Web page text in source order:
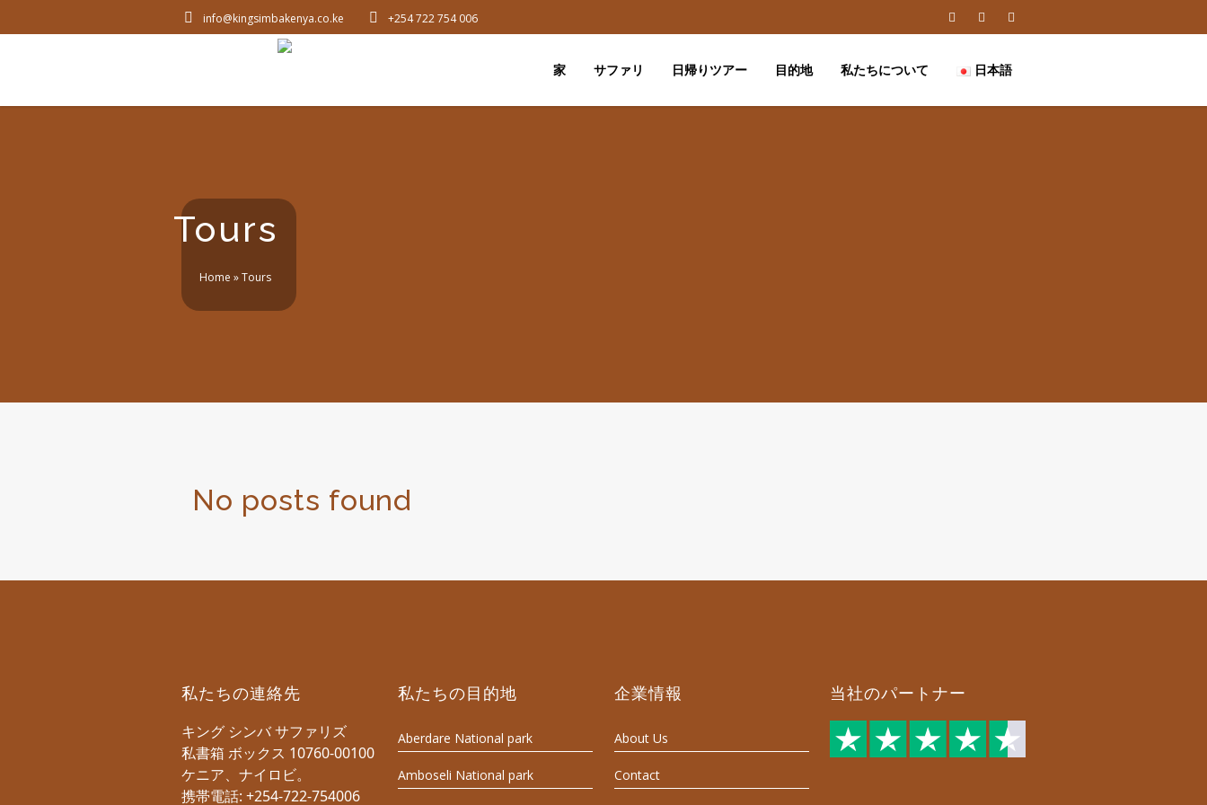
info@kingsimbakenya.co.ke +254 722 754 006
家 サファリ 日帰りツアー 目的地 私たちについて 日本語
Tours
Home »Tours
No posts found
私たちの連絡先
キング シンバ サファリズ
私書箱 ボックス 10760-00100
ケニア、ナイロビ。
携帯電話: +254-722-754006
私たちの目的地
Aberdare National park
Amboseli National park
企業情報
About Us
Contact
当社のパートナー